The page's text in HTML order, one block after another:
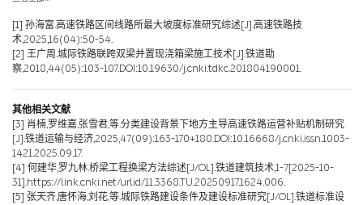
[1] 孙海富.高速铁路区间线路所最大坡度标准研究综述[J].高速铁路技
术,2025,16(04):50-54.
[2] 王广周.城际铁路联跨双梁并置现浇箱梁施工技术[J].铁道勘
察,2018,44(05):103-107.DOI:10.19630/j.cnki.tdkc.201804190001.
其他相关文献
[3] 肖楠,罗维嘉,张雪君,等.分类建设背景下地方主导高速铁路运营补贴机制研究
[J].铁道运输与经济,2025,47(09):163-170+180.DOI:10.16668/j.cnki.issn.1003-
1421.2025.09.17.
[4] 何建华,罗九林.桥梁工程换梁方法综述[J/OL].铁道建筑技术,1-7[2025-10-
31].https://link.cnki.net/urlid/11.3368.TU.20250917.1624.006.
[5] 张天齐,唐怀海,刘花,等.城际铁路建设条件及建设标准研究[J/OL].铁道标准设